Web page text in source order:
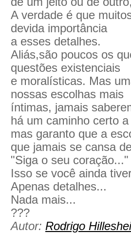
A verdade é que
devida importância
a esses detalhes.
Aliás,são poucos os
questões existenciais
e moralísticas. Mas
nossas escolhas mais
íntimas, jamais
há um caminho certo
mas garanto que a
que jamais se cansa
"Siga o seu coração..."
Isso se você ainda
Apenas detalhes...
Nada mais...
???
Autor: Rodrigo